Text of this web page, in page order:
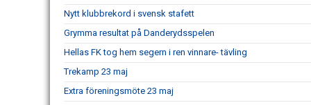
Nytt klubbrekord i svensk stafett
Grymma resultat på Danderydsspelen
Hellas FK tog hem segern i ren vinnare- tävling
Trekamp 23 maj
Extra föreningsmöte 23 maj